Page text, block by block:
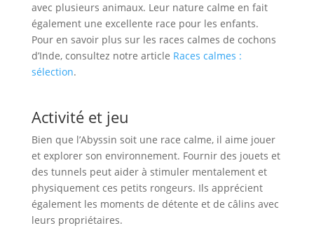
avec plusieurs animaux. Leur nature calme en fait
également une excellente race pour les enfants.
Pour en savoir plus sur les races calmes de cochons
d’Inde, consultez notre article Races calmes :
sélection.
Activité et jeu
Bien que l’Abyssin soit une race calme, il aime jouer
et explorer son environnement. Fournir des jouets et
des tunnels peut aider à stimuler mentalement et
physiquement ces petits rongeurs. Ils apprécient
également les moments de détente et de câlins avec
leurs propriétaires.